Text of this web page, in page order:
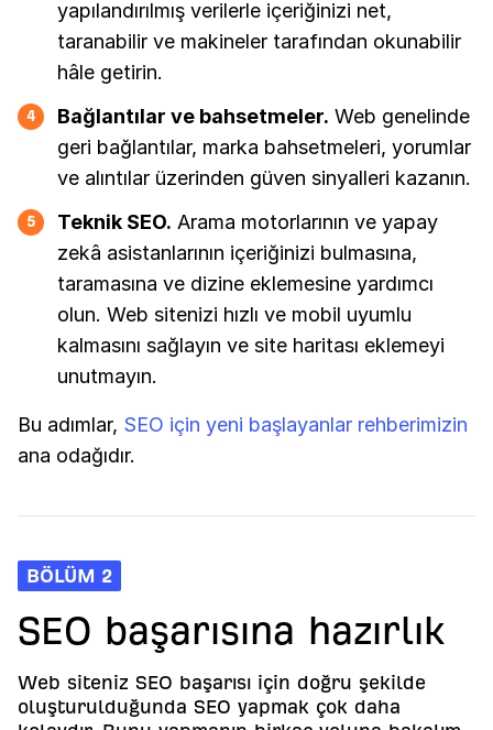
yapılandırılmış verilerle içeriğinizi net,
taranabilir ve makineler tarafından okunabilir
hâle getirin.
4 Bağlantılar ve bahsetmeler. Web genelinde
geri bağlantılar, marka bahsetmeleri, yorumlar
ve alıntılar üzerinden güven sinyalleri kazanın.
5 Teknik SEO. Arama motorlarının ve yapay
zekâ asistanlarının içeriğinizi bulmasına,
taramasına ve dizine eklemesine yardımcı
olun. Web sitenizi hızlı ve mobil uyumlu
kalmasını sağlayın ve site haritası eklemeyi
unutmayın.
Bu adımlar, SEO için yeni başlayanlar rehberimizin
ana odağıdır.
BÖLÜM 2
SEO başarısına hazırlık
Web siteniz SEO başarısı için doğru şekilde
oluşturulduğunda SEO yapmak çok daha